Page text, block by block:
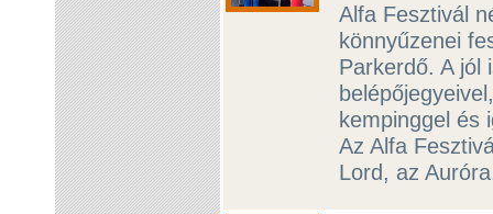
Alfa Fesztivál
könnyűzenei
Parkerdő. A jól
kempinggel és
Az Alfa
Lord, az